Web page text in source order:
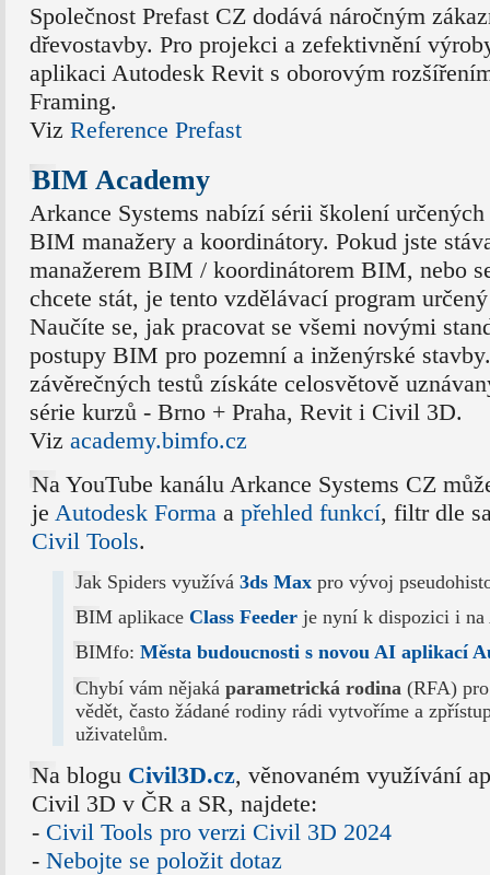
Společnost Prefast CZ dodává náročným
dřevostavby. Pro projekci a zefektivnění
aplikaci Autodesk Revit s oborovým
Framing.
Viz Reference Prefast
BIM Academy
Arkance Systems nabízí sérii školení určených
BIM manažery a koordinátory. Pokud jste
manažerem BIM / koordinátorem BIM, nebo
chcete stát, je tento vzdělávací program
Naučíte se, jak pracovat se všemi novými
postupy BIM pro pozemní a inženýrské
závěrečných testů získáte celosvětově
série kurzů - Brno + Praha, Revit i Civil 3D.
Viz academy.bimfo.cz
Na YouTube kanálu Arkance Systems CZ
je Autodesk Forma a přehled funkcí, filtr dle
Civil Tools.
Jak Spiders využívá3ds Max pro vývoj
BIM aplikace Class Feeder je nyní k dispozici i na
BIMfo:Města budoucnosti s novou AI aplikací
Chybí vám nějakáparametrická rodina (RFA)
vědět, často žádané rodiny rádi vytvoříme a
uživatelům.
Na blogu Civil3D.cz, věnovaném využívání
Civil 3D v ČR a SR, najdete:
- Civil Tools pro verzi Civil 3D 2024
- Nebojte se položit dotaz